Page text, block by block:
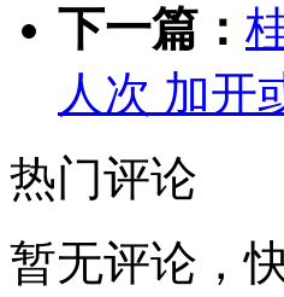
下一篇：
人次 加开
热门评论
暂无评论，